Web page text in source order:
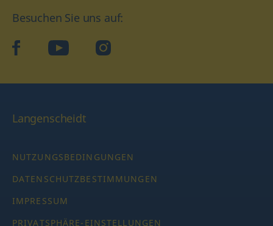
Besuchen Sie uns auf:
facebookYouTube Instagram
Langenscheidt
NUTZUNGSBEDINGUNGEN
DATENSCHUTZBESTIMMUNGEN
IMPRESSUM
PRIVATSPHÄRE-EINSTELLUNGEN